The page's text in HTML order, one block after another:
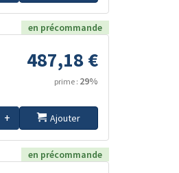
en précommande
487,18 €
prime : 29%
+ Ajouter
en précommande